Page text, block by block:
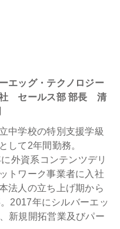
エッグ・テクノロジー
セールス部 部長 清
中学校の特別支援学級
して2年間勤務。
外資系コンテンツデリ
トワーク事業者に入社
法人の立ち上げ期から
2017年にシルバーエッ
新規開拓営業及びパー